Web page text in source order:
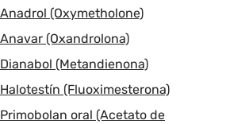
Anadrol (Oxymetholone)
Anavar (Oxandrolona)
Dianabol (Metandienona)
Halotestín (Fluoximesterona)
Primobolan oral (Acetato de